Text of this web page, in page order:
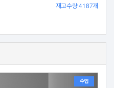
재고수량 4187개
수입